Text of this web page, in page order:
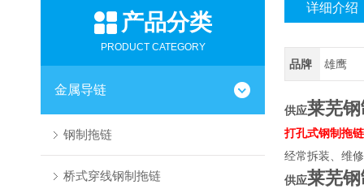
产品分类
PRODUCT CATEGORY
金属导链
钢制拖链
桥式穿线钢制拖链
详细介绍
品牌 雄鹰
供应莱芜
打孔式钢制拖链
经常拆装、维
供应莱芜